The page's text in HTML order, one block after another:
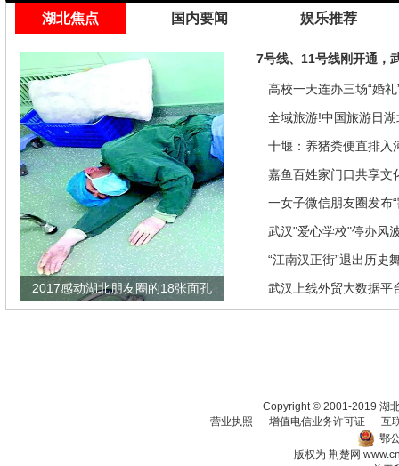
湖北焦点 国内要闻 娱乐推荐
2017感动湖北朋友圈的18张面孔
7号线、11号线刚开通，
高校一天连办三场“婚
来是因为…
全域旅游!中国旅游日
推优惠政策
十堰：养猪粪便直排入
偿40余万元
嘉鱼百姓家门口共享文
馆讲座家里看
一女子微信朋友圈发布
发现竟是闹剧
武汉"爱心学校"停办风
“江南汉正街”退出历史
武汉上线外贸大数据平
Copyright © 2001-2019 湖
营业执照 － 增值电信业务许可证 － 互
鄂
版权为 荆楚网